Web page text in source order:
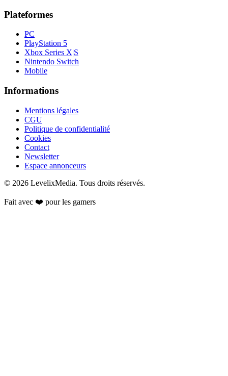
Plateformes
PC
PlayStation 5
Xbox Series X|S
Nintendo Switch
Mobile
Informations
Mentions légales
CGU
Politique de confidentialité
Cookies
Contact
Newsletter
Espace annonceurs
© 2026 LevelixMedia. Tous droits réservés.
Fait avec ❤️ pour les gamers